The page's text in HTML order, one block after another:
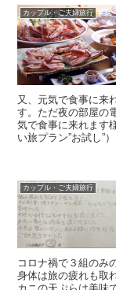
カップル・ご夫婦旅行
又、元気で食事に来
す。ただ夜の部屋の
気で食事に来れま
い旅プラン”お試し”
カップル・ご夫婦旅行
コロナ禍で３組のみ
身体は旅の疲れも取